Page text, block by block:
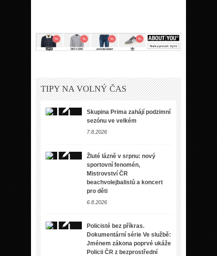
TIPY NA VOLNÝ ČAS
Skupina Prima zahájí podzimní
sezónu ve velkém
7.8.2026
Žluté lázně v srpnu: nový
sportovní fenomén,
Mistrovství ČR
beachvolejbalistů a koncert
pro děti
6.8.2026
Policisté bez příkras.
Dokumentární série Ve službě:
Jménem zákona poprvé ukáže
Policii ČR z bezprostřední